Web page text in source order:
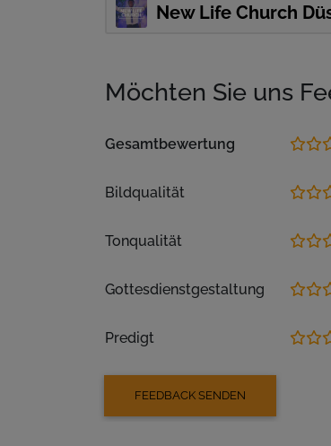
New Life Church
Möchten Sie uns
Gesamtbewertung
Bildqualität
Tonqualität
Gottesdienstgestaltung
Predigt